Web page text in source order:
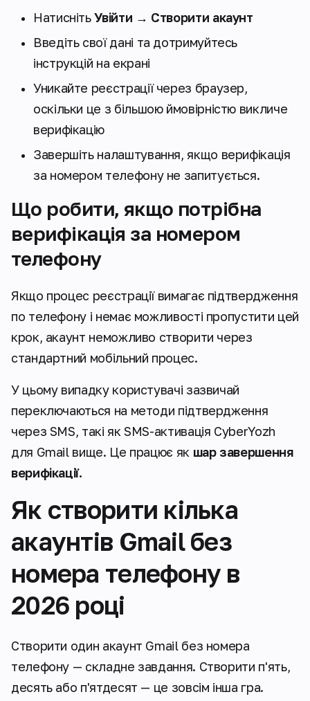
НатиснітьУвійти → Створити акаунт
Введіть свої дані та дотримуйтесь
інструкцій на екрані
Уникайте реєстрації через браузер,
оскільки це з більшою ймовірністю викличе
верифікацію
Завершіть налаштування, якщо верифікація
за номером телефону не запитується.
Що робити, якщо потрібна
верифікація за номером
телефону
Якщо процес реєстрації вимагає підтвердження
по телефону і немає можливості пропустити цей
крок, акаунт неможливо створити через
стандартний мобільний процес.
У цьому випадку користувачі зазвичай
переключаються на методи підтвердження
через SMS, такі як SMS-активація CyberYozh
для Gmail вище. Це працює як шар завершення
верифікації.
Як створити кілька
акаунтів Gmail без
номера телефону в
2026 році
Створити один акаунт Gmail без номера
телефону — складне завдання. Створити п'ять,
десять або п'ятдесят — це зовсім інша гра.